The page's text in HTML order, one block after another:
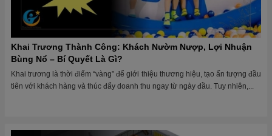
Khai Trương Thành Công: Khách Nườm Nượp, Lợi Nhuận
Bùng Nổ – Bí Quyết Là Gì?
Khai trương là thời điểm “vàng” để giới thiệu thương hiệu, tạo ấn tượng đầu
tiên với khách hàng và thúc đẩy doanh thu ngay từ ngày đầu. Tuy nhiên,...